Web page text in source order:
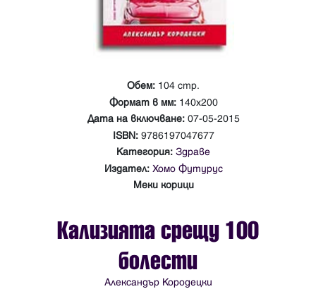
Обем: 104 стр.
Формат в мм: 140х200
Дата на включване: 07-05-2015
ISBN: 9786197047677
Категория: Здраве
Издател: Хомо Футурус
Меки корици
Кализията срещу 100
болести
Александър Кородецки